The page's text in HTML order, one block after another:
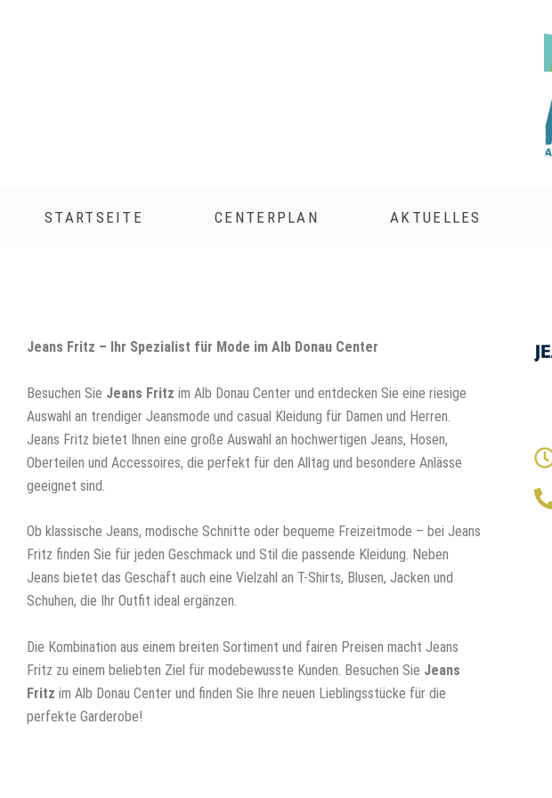
STARTSEITE CENTERPLAN AKTUELLES
Jeans Fritz – Ihr Spezialist für Mode im Alb Donau Center
Besuchen Sie Jeans Fritz im Alb Donau Center und entdecken Sie eine riesige
Auswahl an trendiger Jeansmode und casual Kleidung für Damen und Herren.
Jeans Fritz bietet Ihnen eine große Auswahl an hochwertigen Jeans, Hosen,
Oberteilen und Accessoires, die perfekt für den Alltag und besondere Anlässe
geeignet sind.
Ob klassische Jeans, modische Schnitte oder bequeme Freizeitmode – bei Jeans
Fritz finden Sie für jeden Geschmack und Stil die passende Kleidung. Neben
Jeans bietet das Geschäft auch eine Vielzahl an T-Shirts, Blusen, Jacken und
Schuhen, die Ihr Outfit ideal ergänzen.
Die Kombination aus einem breiten Sortiment und fairen Preisen macht Jeans
Fritz zu einem beliebten Ziel für modebewusste Kunden. Besuchen Sie Jeans
Fritz im Alb Donau Center und finden Sie Ihre neuen Lieblingsstücke für die
perfekte Garderobe!